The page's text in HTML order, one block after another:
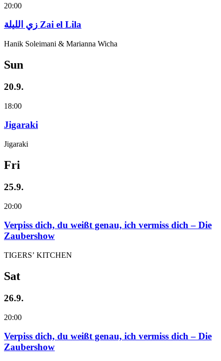
20:00
زي‌ اللیلة Zai el Lila
Hanik Soleimani & Marianna Wicha
Sun
20.9.
18:00
Jigaraki
Jigaraki
Fri
25.9.
20:00
Verpiss dich, du weißt genau, ich vermiss dich – Die
Zaubershow
TIGERS’ KITCHEN
Sat
26.9.
20:00
Verpiss dich, du weißt genau, ich vermiss dich – Die
Zaubershow